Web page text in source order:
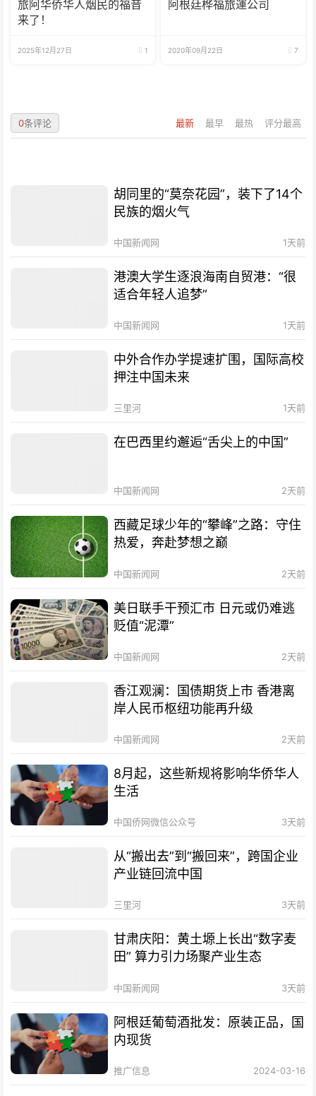
旅阿华侨华人烟民的福音
来了！
2025年12月27日 1
阿根廷桦福旅運公司
2020年09月22日 7
最新 最早 最热 评分最高
0条评论
胡同里的“莫奈花园”，装下了14个
民族的烟火气
中国新闻网 1天前
港澳大学生逐浪海南自贸港：“很
适合年轻人追梦”
中国新闻网 1天前
中外合作办学提速扩围，国际高校
押注中国未来
三里河 1天前
在巴西里约邂逅“舌尖上的中国”
中国新闻网 2天前
西藏足球少年的“攀峰”之路：守住
热爱，奔赴梦想之巅
中国新闻网 2天前
美日联手干预汇市 日元或仍难逃
贬值“泥潭”
中国新闻网 2天前
香江观澜：国债期货上市 香港离
岸人民币枢纽功能再升级
中国新闻网 2天前
8月起，这些新规将影响华侨华人
生活
中国侨网微信公众号 3天前
从“搬出去”到“搬回来”，跨国企业
产业链回流中国
三里河 3天前
甘肃庆阳：黄土塬上长出“数字麦
田” 算力引力场聚产业生态
中国新闻网 3天前
阿根廷葡萄酒批发：原装正品，国
内现货
推广信息 2024-03-16